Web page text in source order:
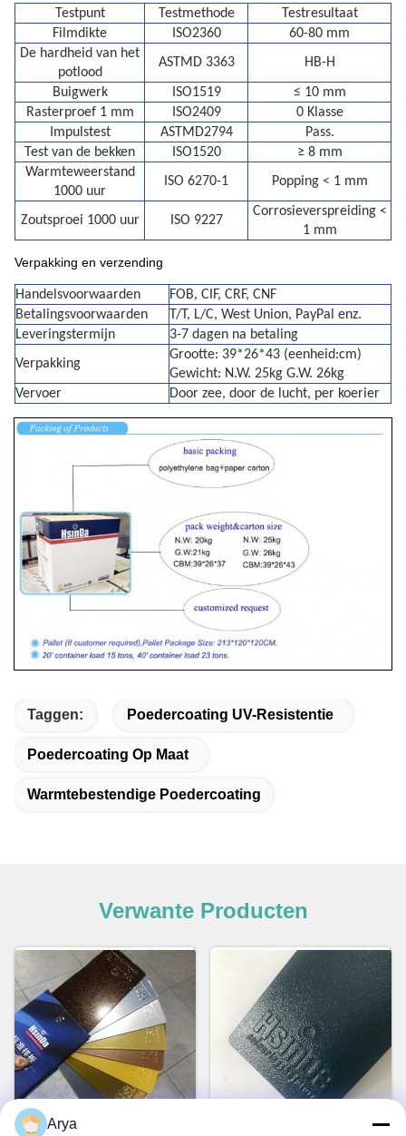
Testpunt Testmethode
Testresultaat
Filmdikte
ISO2360
60-80 mm
De hardheid van het
potlood
ASTMD 3363 HB-H
Buigwerk ISO1519
≤ 10 mm
Rasterproef 1 mm
ISO2409
0 Klasse
Impulstest
ASTMD2794
Pass.
Test van de bekken
ISO1520
≥ 8 mm
Warmteweerstand
1000 uur
ISO 6270-1 Popping < 1 mm
Zoutsproei 1000 uur ISO 9227
Corrosieverspreiding <
1 mm
Verpakking en verzending
Handelsvoorwaarden
FOB, CIF, CRF, CNF
Betalingsvoorwaarden
T/T, L/C, West Union, PayPal enz.
Leveringstermijn
3-7 dagen na betaling
Verpakking
Grootte: 39*26*43 (eenheid:cm)
Gewicht: N.W. 25kg G.W. 26kg
Vervoer
Door zee, door de lucht, per koerier
Taggen: Poedercoating UV-Resistentie
Poedercoating Op Maat
Warmtebestendige Poedercoating
Verwante Producten
Arya